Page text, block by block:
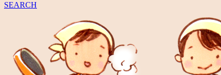
SEARCH